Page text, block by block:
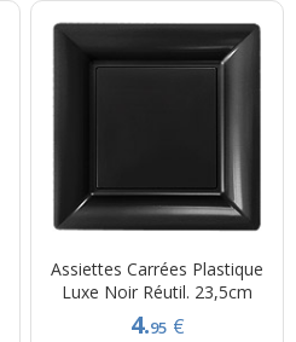
Assiettes Carrées Plastique
Luxe Noir Réutil. 23,5cm
4.95 €